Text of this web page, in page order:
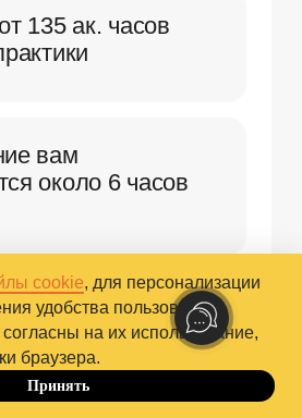
курса
психологии НИУ
cookie, для персонализации
удобства пользования
на их использование,
браузера.
Принять